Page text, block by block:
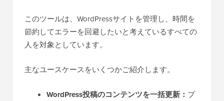
このツールは、WordPressサイトを管理し、時間を
節約してエラーを回避したいと考えているすべての
人を対象としています。
主なユースケースをいくつかご紹介します。
WordPress投稿のコンテンツを一括更新： プ